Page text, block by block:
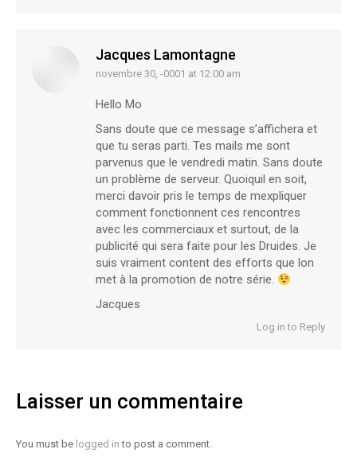
Jacques Lamontagne
says:
novembre 30, -0001 at 12:00 am
Hello Mo
Sans doute que ce message s’affichera et
que tu seras parti. Tes mails me sont
parvenus que le vendredi matin. Sans doute
un problème de serveur. Quoiquil en soit,
merci davoir pris le temps de mexpliquer
comment fonctionnent ces rencontres
avec les commerciaux et surtout, de la
publicité qui sera faite pour les Druides. Je
suis vraiment content des efforts que lon
met à la promotion de notre série.
Jacques
Log in to Reply
Laisser un commentaire
You must be logged in to post a comment.